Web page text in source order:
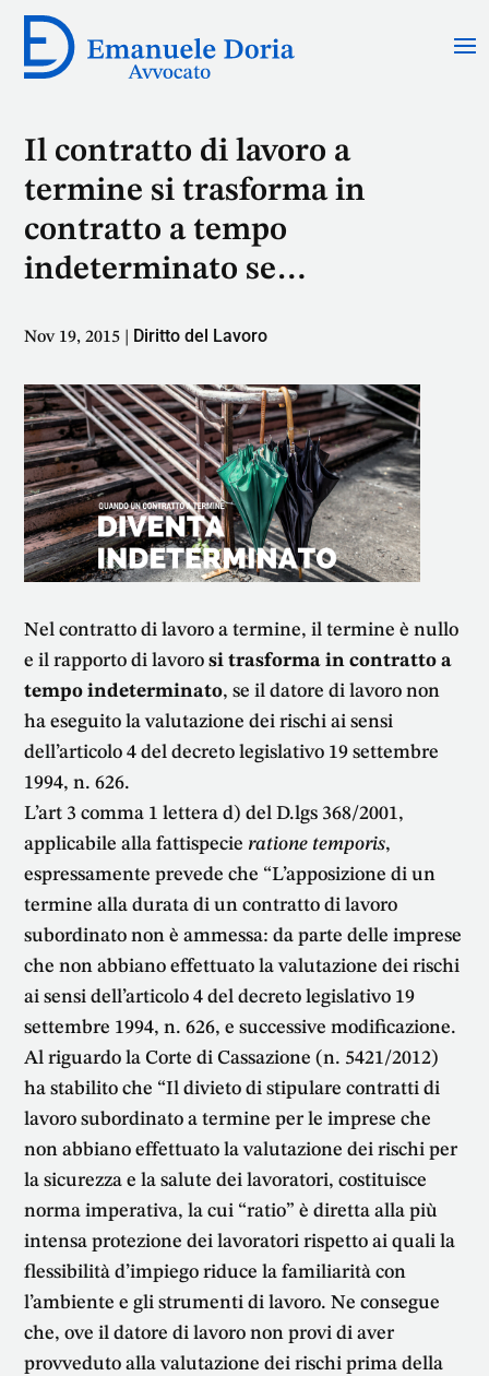
Il contratto di lavoro a
termine si trasforma in
contratto a tempo
indeterminato se…
Nov 19, 2015 Diritto del Lavoro
Nel contratto di lavoro a termine, il termine è nullo
e il rapporto di lavorosi trasforma in contratto a
tempo indeterminato, se il datore di lavoro non
ha eseguito la valutazione dei rischi ai sensi
dell’articolo 4 del decreto legislativo 19 settembre
1994, n. 626.
L’art 3 comma 1 lettera d) del D.lgs 368/2001,
applicabile alla fattispecie ratione temporis,
espressamente prevede che “L’apposizione di un
termine alla durata di un contratto di lavoro
subordinato non è ammessa: da parte delle imprese
che non abbiano effettuato la valutazione dei rischi
ai sensi dell’articolo 4 del decreto legislativo 19
settembre 1994, n. 626, e successive modificazione.
Al riguardo la Corte di Cassazione (n. 5421/2012)
ha stabilito che “Il divieto di stipulare contratti di
lavoro subordinato a termine per le imprese che
non abbiano effettuato la valutazione dei rischi per
la sicurezza e la salute dei lavoratori, costituisce
norma imperativa, la cui “ratio” è diretta alla più
intensa protezione dei lavoratori rispetto ai quali la
flessibilità d’impiego riduce la familiarità con
l’ambiente e gli strumenti di lavoro. Ne consegue
che, ove il datore di lavoro non provi di aver
provveduto alla valutazione dei rischi prima della